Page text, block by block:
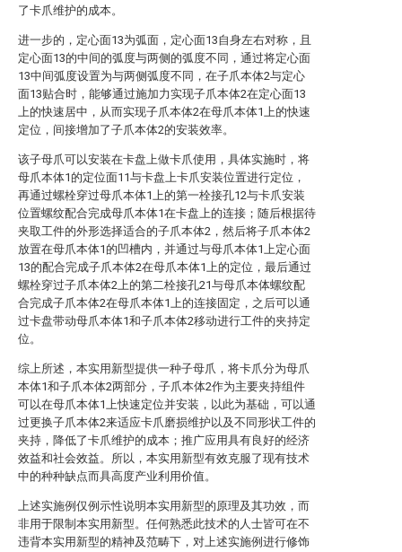
了卡爪维护的成本。
进一步的，定心面13为弧面，定心面13自身左右对称，且
定心面13的中间的弧度与两侧的弧度不同，通过将定心面
13中间弧度设置为与两侧弧度不同，在子爪本体2与定心
面13贴合时，能够通过施加力实现子爪本体2在定心面13
上的快速居中，从而实现子爪本体2在母爪本体1上的快速
定位，间接增加了子爪本体2的安装效率。
该子母爪可以安装在卡盘上做卡爪使用，具体实施时，将
母爪本体1的定位面11与卡盘上卡爪安装位置进行定位，
再通过螺栓穿过母爪本体1上的第一栓接孔12与卡爪安装
位置螺纹配合完成母爪本体1在卡盘上的连接；随后根据待
夹取工件的外形选择适合的子爪本体2，然后将子爪本体2
放置在母爪本体1的凹槽内，并通过与母爪本体1上定心面
13的配合完成子爪本体2在母爪本体1上的定位，最后通过
螺栓穿过子爪本体2上的第二栓接孔21与母爪本体螺纹配
合完成子爪本体2在母爪本体1上的连接固定，之后可以通
过卡盘带动母爪本体1和子爪本体2移动进行工件的夹持定
位。
综上所述，本实用新型提供一种子母爪，将卡爪分为母爪
本体1和子爪本体2两部分，子爪本体2作为主要夹持组件
可以在母爪本体1上快速定位并安装，以此为基础，可以通
过更换子爪本体2来适应卡爪磨损维护以及不同形状工件的
夹持，降低了卡爪维护的成本；推广应用具有良好的经济
效益和社会效益。所以，本实用新型有效克服了现有技术
中的种种缺点而具高度产业利用价值。
上述实施例仅例示性说明本实用新型的原理及其功效，而
非用于限制本实用新型。任何熟悉此技术的人士皆可在不
违背本实用新型的精神及范畴下，对上述实施例进行修饰